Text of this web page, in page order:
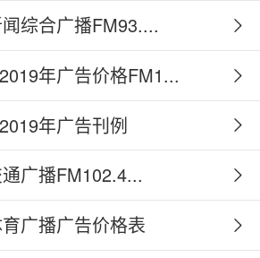
综合广播FM93....
年广告价格FM1...
年广告刊例
广播FM102.4...
广播广告价格表